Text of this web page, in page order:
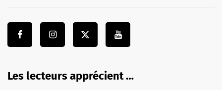
Les lecteurs apprécient …